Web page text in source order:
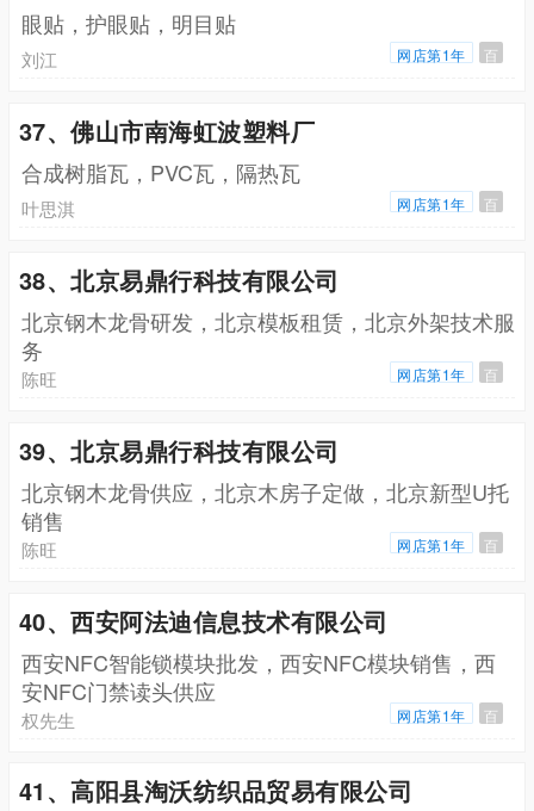
眼贴，护眼贴，明目贴
刘江 网店第1年 百
37、佛山市南海虹波塑料厂
合成树脂瓦，PVC瓦，隔热瓦
叶思淇 网店第1年 百
38、北京易鼎行科技有限公司
北京钢木龙骨研发，北京模板租赁，北京外架技术服
务
陈旺 网店第1年 百
39、北京易鼎行科技有限公司
北京钢木龙骨供应，北京木房子定做，北京新型U托
销售
陈旺 网店第1年 百
40、西安阿法迪信息技术有限公司
西安NFC智能锁模块批发，西安NFC模块销售，西
安NFC门禁读头供应
权先生 网店第1年 百
41、高阳县淘沃纺织品贸易有限公司